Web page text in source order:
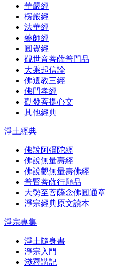
華嚴經
楞嚴經
法華經
藥師經
圓覺經
觀世音菩薩普門品
大乘起信論
佛遺教三經
佛門孝經
勸發菩提心文
其他經典
淨土經典
佛說阿彌陀經
佛說無量壽經
佛說觀無量壽佛經
普賢菩薩行願品
大勢至菩薩念佛圓通章
淨宗經典原文讀本
淨宗專集
淨土隨身書
淨宗入門
淺釋講記